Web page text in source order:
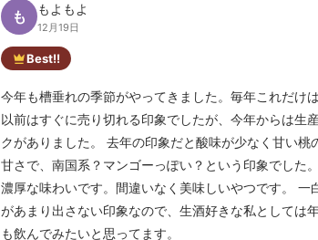
も もよもよ
12月19日
Best!!
今年も槽垂れの季節がやってきました。毎年これだけ
以前はすぐに売り切れる印象でしたが、今年からは生
クがありました。 去年の印象だと酸味が少なく甘い
甘さで、南国系？マンゴーっぽい？という印象でした
濃厚な味わいです。間違いなく美味しいやつです。
があまり出さない印象なので、生酒好きな私としては
も飲んでみたいと思ってます。